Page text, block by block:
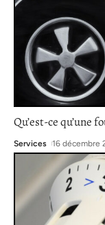
Qu’est-ce qu’une
Services 16 décembre